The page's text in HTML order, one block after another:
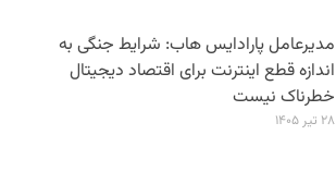
مدیرعامل پارادایس هاب: شرایط جنگی به
اندازه قطع اینترنت برای اقتصاد دیجیتال
خطرناک نیست
۲۸ تیر ۱۴۰۵